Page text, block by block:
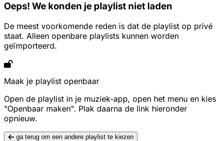
Oeps! We konden je playlist niet laden
De meest voorkomende reden is dat de playlist op privé
staat. Alleen openbare playlists kunnen worden
geïmporteerd.
Maak je playlist openbaar
Open de playlist in je muziek-app, open het menu en kies
"Openbaar maken". Plak daarna de link hieronder
opnieuw.
ga terug om een andere playlist te kiezen